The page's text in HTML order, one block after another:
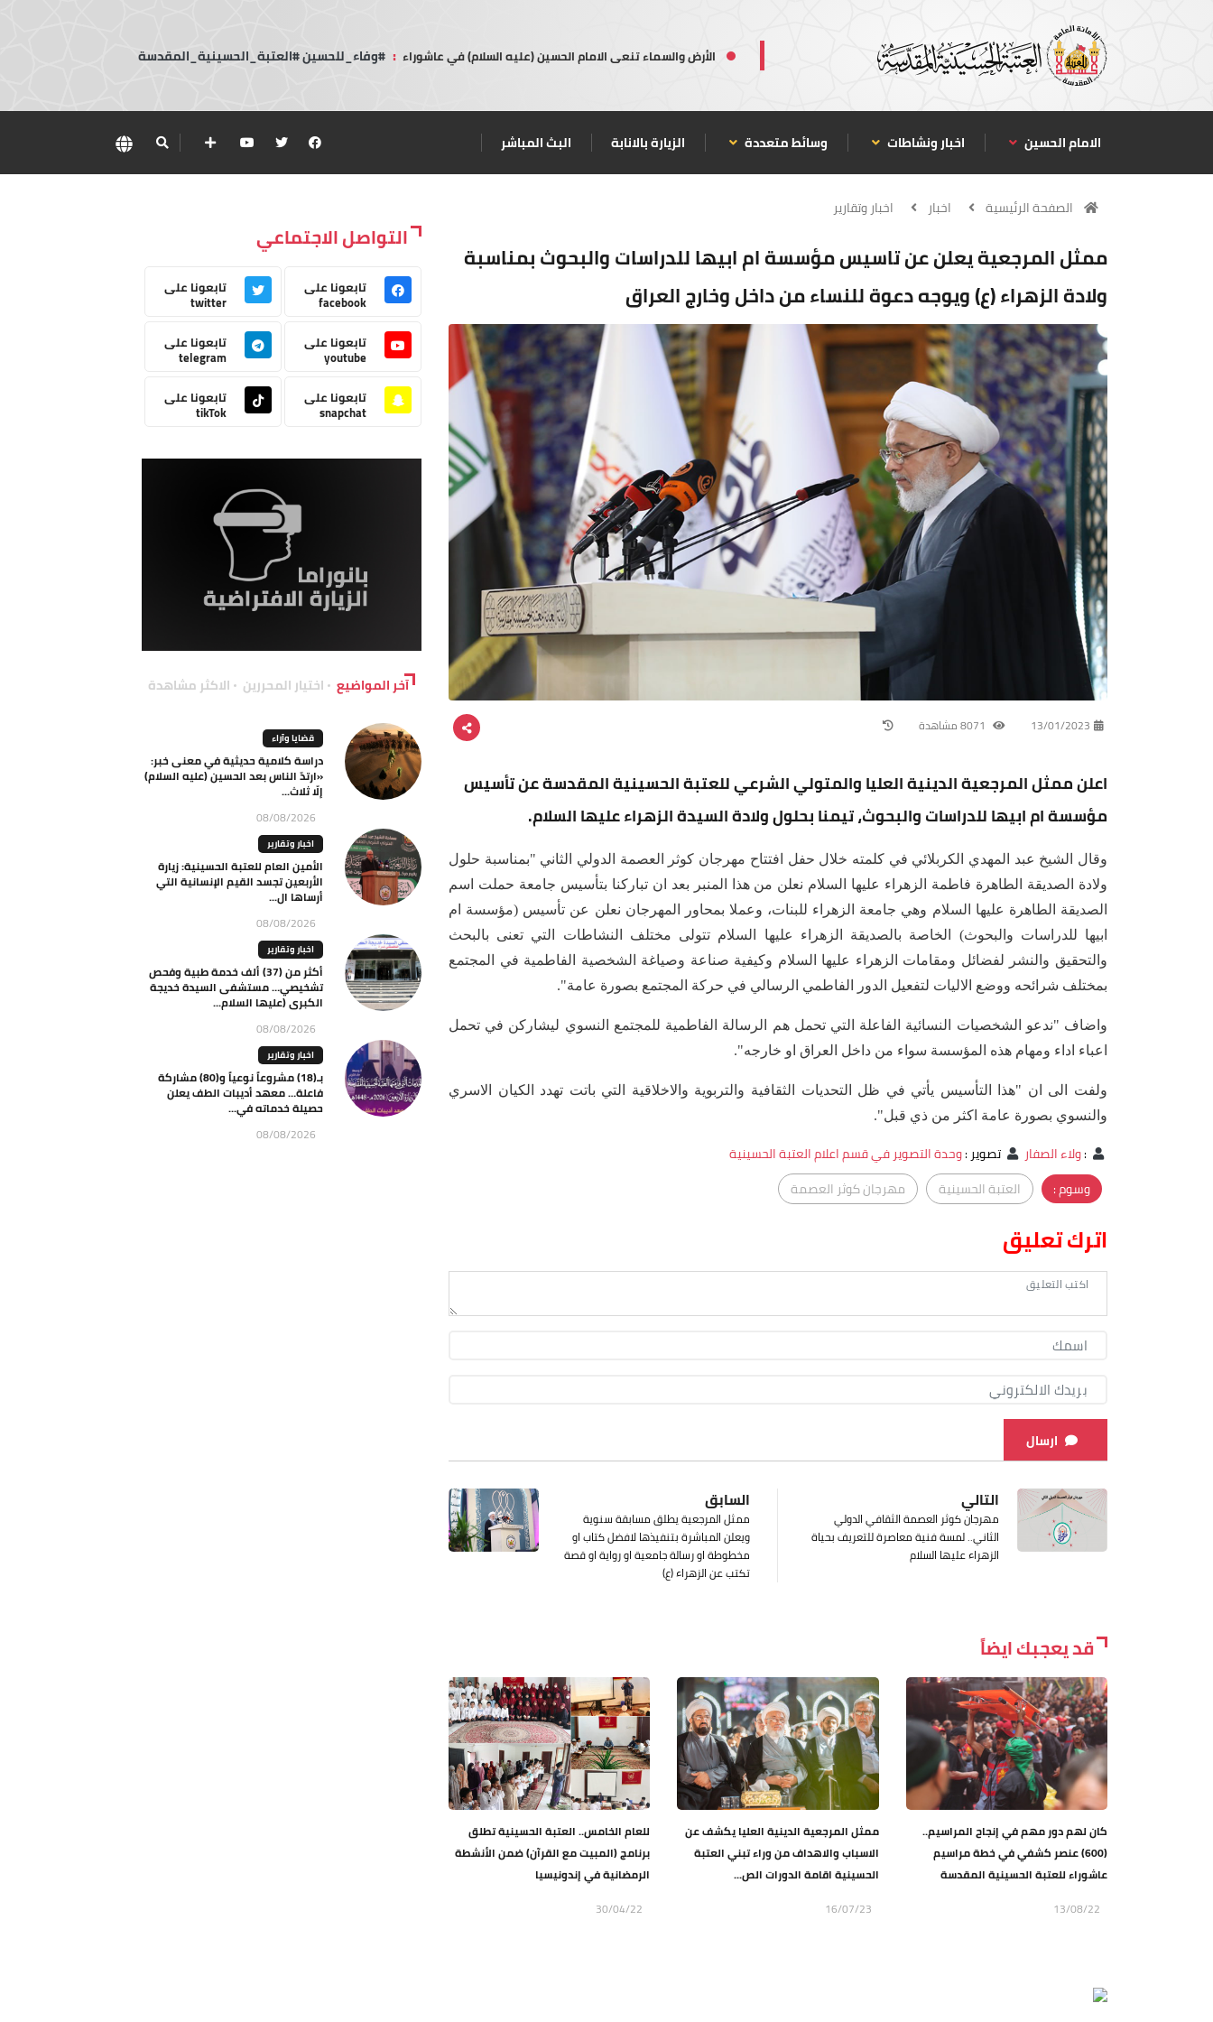
الأرض والسماء تنعى الامام الحسين (عليه السلام) في عاشوراء : #وفاء_للحسين #العتبة_الحسينية_المقدسة
الامام الحسين اخبار ونشاطات وسائط متعددة الزيارة بالانابة البث المباشر
الصفحة الرئيسية اخبار اخبار وتقارير
ممثل المرجعية يعلن عن تاسيس مؤسسة ام ابيها للدراسات والبحوث بمناسبة
ولادة الزهراء (ع) ويوجه دعوة للنساء من داخل وخارج العراق
13/01/2023
اعلن ممثل المرجعية الدينية العليا والمتولي الشرعي للعتبة الحسينية المقدسة عن تأسيس
مؤسسة ام ابيها للدراسات والبحوث، تيمنا بحلول ولادة السيدة الزهراء عليها السلام.
وقال الشيخ عبد المهدي الكربلائي في كلمته خلال حفل افتتاح مهرجان كوثر العصمة الدولي الثاني "بمناسبة حلول
ولادة الصديقة الطاهرة فاطمة الزهراء عليها السلام نعلن من هذا المنبر بعد ان تباركنا بتأسيس جامعة حملت اسم
الصديقة الطاهرة عليها السلام وهي جامعة الزهراء للبنات، وعملا بمحاور المهرجان نعلن عن تأسيس (مؤسسة ام
ابيها للدراسات والبحوث) الخاصة بالصديقة الزهراء عليها السلام تتولى مختلف النشاطات التي تعنى بالبحث
والتحقيق والنشر لفضائل ومقامات الزهراء عليها السلام وكيفية صناعة وصياغة الشخصية الفاطمية في المجتمع
بمختلف شرائحه ووضع الاليات لتفعيل الدور الفاطمي الرسالي في حركة المجتمع بصورة عامة".
واضاف "ندعو الشخصيات النسائية الفاعلة التي تحمل هم الرسالة الفاطمية للمجتمع النسوي ليشاركن في تحمل
اعباء اداء ومهام هذه المؤسسة سواء من داخل العراق او خارجه".
ولفت الى ان "هذا التأسيس يأتي في ظل التحديات الثقافية والتربوية والاخلاقية التي باتت تهدد الكيان الاسري
والنسوي بصورة عامة اكثر من ذي قبل".
:ولاء الصفار تصوير:وحدة التصوير في قسم اعلام العتبة الحسينية
وسوم :
العتبة الحسينية مهرجان كوثر العصمة
اترك تعليق
ارسال
السابق
ممثل المرجعية يطلق مسابقة سنوية
ويعلن المباشرة بتنفيذها لافضل كتاب او
مخطوطة او رسالة جامعية او رواية او قصة
تكتب عن الزهراء (ع)
التالي
مهرجان كوثر العصمة الثقافي الدولي
الثاني.. لمسة فنية معاصرة للتعريف بحياة
الزهراء عليها السلام
قد يعجبك ايضاً
كان لهم دور مهم في إنجاح المراسيم..
(600) عنصر كشفي في خطة مراسيم
عاشوراء للعتبة الحسينية المقدسة
13/08/22
ممثل المرجعية الدينية العليا يكشف عن
الاسباب والاهداف من وراء تبني العتبة
الحسينية اقامة الدورات الص...
16/07/23
للعام الخامس.. العتبة الحسينية تطلق
برنامج (المبيت مع القرآن) ضمن الأنشطة
الرمضانية في إندونيسيا
30/04/22
التواصل الاجتماعي
تابعونا على
facebook
تابعونا على
twitter
تابعونا على
youtube
تابعونا على
telegram
تابعونا على
snapchat
تابعونا على
tikTok
آخر المواضيع اختيار المحررين الاكثر مشاهدة
قضايا وآراء
دراسة كلامية حديثية في معنى خبر:
«ارتدّ الناس بعد الحسين (عليه السلام)
إلّا ثلاث...
08/08/2026
اخبار وتقارير
الأمين العام للعتبة الحسينية: زيارة
الأربعين تجسد القيم الإنسانية التي
أرساها ال...
08/08/2026
اخبار وتقارير
أكثر من (37) ألف خدمة طبية وفحص
تشخيصي… مستشفى السيدة خديجة
الكبرى (عليها السلام...
08/08/2026
اخبار وتقارير
بـ(18) مشروعاً نوعياً و(80) مشاركة
فاعلة… معهد أديبات الطف يعلن
حصيلة خدماته في...
08/08/2026